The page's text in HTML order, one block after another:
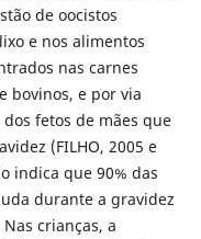
de oocistos
e nos alimentos
nas carnes
bovinos, e por via
fetos de mães que
(FILHO, 2005 e
indica que 90% das
durante a gravidez
crianças, a